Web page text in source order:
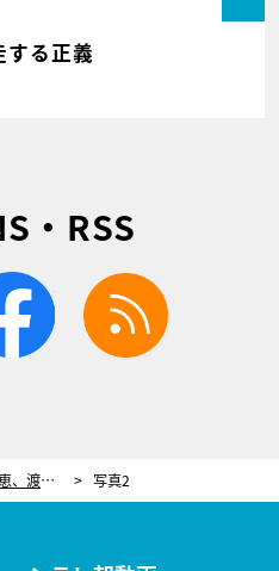
る正義
・RSS
facebook
榊原郁恵、渡辺徹さんとの結婚を意識した瞬間「熱愛報道が出たとき…」 写真2